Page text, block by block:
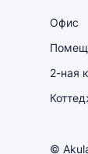
Офис
2-ная
©